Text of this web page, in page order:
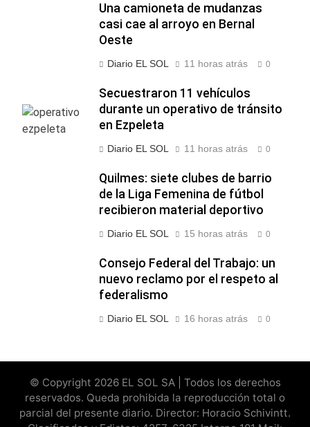
Una camioneta de mudanzas
casi cae al arroyo en Bernal
Oeste
Diario EL SOL 11 horas atrás 0
Secuestraron 11 vehículos
durante un operativo de tránsito
en Ezpeleta
Diario EL SOL 11 horas atrás 0
Quilmes: siete clubes de barrio
de la Liga Femenina de fútbol
recibieron material deportivo
Diario EL SOL 15 horas atrás 0
Consejo Federal del Trabajo: un
nuevo reclamo por el respeto al
federalismo
Diario EL SOL 16 horas atrás 0
© Copyright 2026 EL SOL SA | Todos los derechos
reservados. Queda prohibida la reproducción total o
parcial del presente diario. Director: Horacio Schivintt.